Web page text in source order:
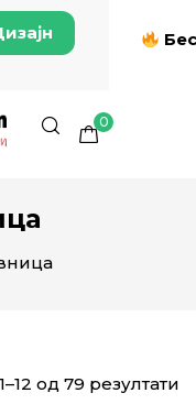
0
од 79 резултати